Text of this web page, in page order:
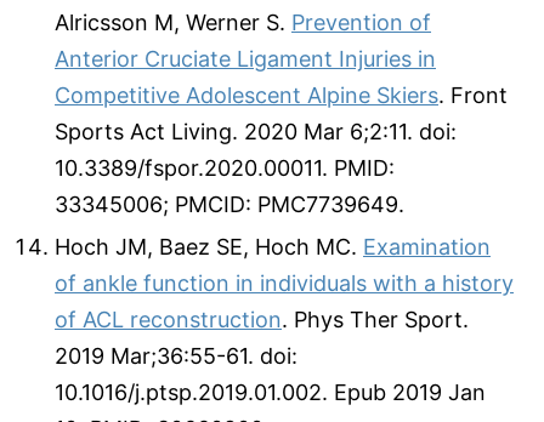
Alricsson M, Werner S. Prevention of
Anterior Cruciate Ligament Injuries in
Competitive Adolescent Alpine Skiers. Front
Sports Act Living. 2020 Mar 6;2:11. doi:
10.3389/fspor.2020.00011. PMID:
33345006; PMCID: PMC7739649.
Hoch JM, Baez SE, Hoch MC. Examination
of ankle function in individuals with a history
of ACL reconstruction. Phys Ther Sport.
2019 Mar;36:55-61. doi:
10.1016/j.ptsp.2019.01.002. Epub 2019 Jan